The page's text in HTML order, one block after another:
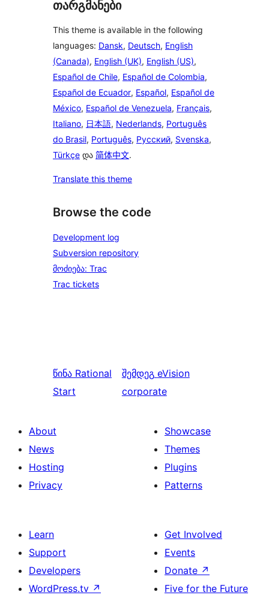
თარგმანები
This theme is available in the following
languages: Dansk, Deutsch, English
(Canada), English (UK), English (US),
Español de Chile, Español de Colombia,
Español de Ecuador, Español, Español de
México, Español de Venezuela, Français,
Italiano, 日本語, Nederlands, Português
do Brasil, Português, Русский, Svenska,
Türkçe და 简体中文.
Translate this theme
Browse the code
Development log
Subversion repository
მოძიება: Trac
Trac tickets
წინა Rational
Start
შემდეგ eVision
corporate
About
News
Hosting
Privacy
Showcase
Themes
Plugins
Patterns
Learn
Support
Developers
WordPress.tv ↗
Get Involved
Events
Donate ↗
Five for the Future